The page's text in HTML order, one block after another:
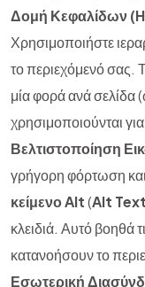
Δομή Κεφαλίδων
Χρησιμοποιήστε
το περιεχόμενό σας.
μία φορά ανά σελίδα
χρησιμοποιούνται
Βελτιστοποίηση
γρήγορη φόρτωση
κείμενο Alt(Alt Text
κλειδιά. Αυτό βοηθά
κατανοήσουν το
Εσωτερική